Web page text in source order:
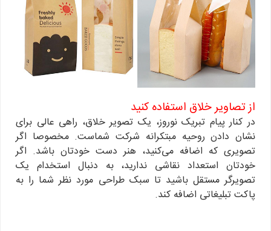
از تصاویر خلاق استفاده کنید
در کنار پیام تبریک نوروز، یک تصویر خلاق، راهی عالی برای
نشان دادن روحیه مبتکرانه شرکت شماست. مخصوصا اگر
تصویری که اضافه می‌کنید، هنر دست خودتان باشد. اگر
خودتان استعداد نقاشی ندارید، به دنبال استخدام یک
تصویرگر مستقل باشید تا سبک طراحی مورد نظر شما را به
پاکت تبلیغاتی اضافه کند.